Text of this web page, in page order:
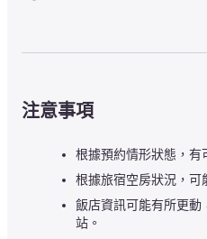
注意事項
根據預約情形狀態，有
根據旅宿空房狀況，可
飯店資訊可能有所更動
站。